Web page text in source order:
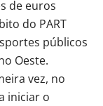
de euros
do PART
públicos
Oeste.
vez, no
iniciar o